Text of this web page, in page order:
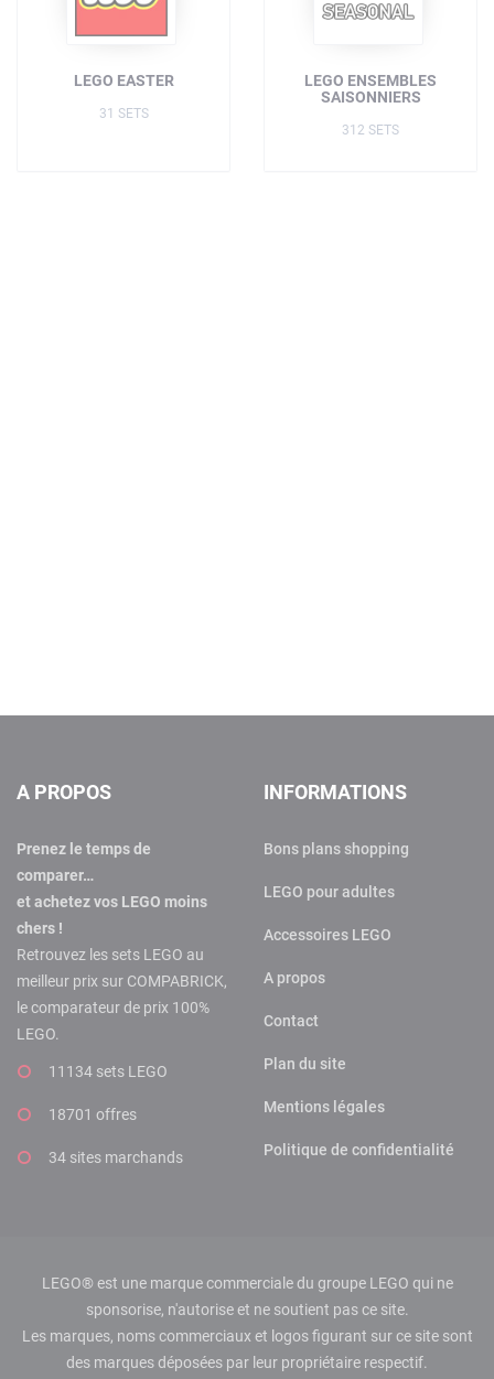
LEGO EASTER
31 SETS
LEGO ENSEMBLES
SAISONNIERS
312 SETS
A PROPOS
Prenez le temps de
comparer…
et achetez vos LEGO moins
chers !
Retrouvez les sets LEGO au
meilleur prix sur COMPABRICK,
le comparateur de prix 100%
LEGO.
11134 sets LEGO
18701 offres
34 sites marchands
INFORMATIONS
Bons plans shopping
LEGO pour adultes
Accessoires LEGO
A propos
Contact
Plan du site
Mentions légales
Politique de confidentialité
LEGO® est une marque commerciale du groupe LEGO qui ne
sponsorise, n'autorise et ne soutient pas ce site.
Les marques, noms commerciaux et logos figurant sur ce site sont
des marques déposées par leur propriétaire respectif.